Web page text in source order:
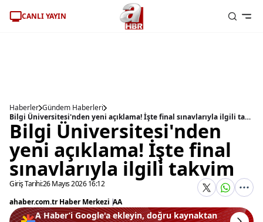
CANLI YAYIN
Haberler Gündem Haberleri
Bilgi Üniversitesi'nden yeni açıklama! İşte final sınavlarıyla ilgili takvim
Bilgi Üniversitesi'nden
yeni açıklama! İşte final
sınavlarıyla ilgili takvim
Giriş Tarihi:26 Mayıs 2026 16:12
ahaber.com.tr Haber Merkezi |AA
A Haber’i Google'a ekleyin, doğru kaynaktan